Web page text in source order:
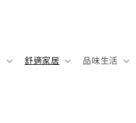
舒適家居 品味生活